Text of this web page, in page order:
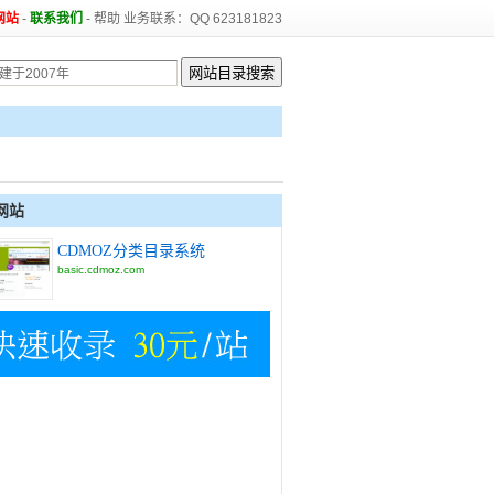
站 - 联系我们 - 帮助 业务联系：QQ 623181823
站
CDMOZ分类目录系统
basic.cdmoz.com